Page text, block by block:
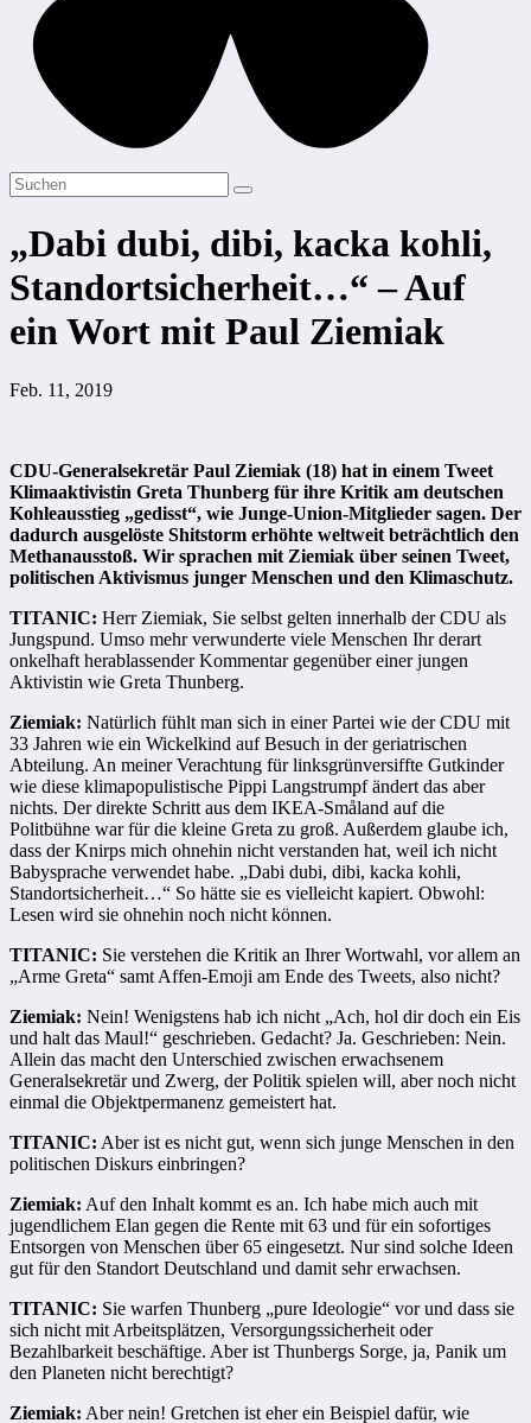
„Dabi dubi, dibi, kacka kohli,
Standortsicherheit…“ – Auf
ein Wort mit Paul Ziemiak
Feb. 11, 2019
CDU-Generalsekretär Paul Ziemiak (18) hat in einem Tweet
Klimaaktivistin Greta Thunberg für ihre Kritik am deutschen
Kohleausstieg „gedisst“, wie Junge-Union-Mitglieder sagen. Der
dadurch ausgelöste Shitstorm erhöhte weltweit beträchtlich den
Methanausstoß. Wir sprachen mit Ziemiak über seinen Tweet,
politischen Aktivismus junger Menschen und den Klimaschutz.
TITANIC: Herr Ziemiak, Sie selbst gelten innerhalb der CDU als
Jungspund. Umso mehr verwunderte viele Menschen Ihr derart
onkelhaft herablassender Kommentar gegenüber einer jungen
Aktivistin wie Greta Thunberg.
Ziemiak: Natürlich fühlt man sich in einer Partei wie der CDU mit
33 Jahren wie ein Wickelkind auf Besuch in der geriatrischen
Abteilung. An meiner Verachtung für linksgrünversiffte Gutkinder
wie diese klimapopulistische Pippi Langstrumpf ändert das aber
nichts. Der direkte Schritt aus dem IKEA-Småland auf die
Politbühne war für die kleine Greta zu groß. Außerdem glaube ich,
dass der Knirps mich ohnehin nicht verstanden hat, weil ich nicht
Babysprache verwendet habe. „Dabi dubi, dibi, kacka kohli,
Standortsicherheit…“ So hätte sie es vielleicht kapiert. Obwohl:
Lesen wird sie ohnehin noch nicht können.
TITANIC: Sie verstehen die Kritik an Ihrer Wortwahl, vor allem an
„Arme Greta“ samt Affen-Emoji am Ende des Tweets, also nicht?
Ziemiak: Nein! Wenigstens hab ich nicht „Ach, hol dir doch ein Eis
und halt das Maul!“ geschrieben. Gedacht? Ja. Geschrieben: Nein.
Allein das macht den Unterschied zwischen erwachsenem
Generalsekretär und Zwerg, der Politik spielen will, aber noch nicht
einmal die Objektpermanenz gemeistert hat.
TITANIC: Aber ist es nicht gut, wenn sich junge Menschen in den
politischen Diskurs einbringen?
Ziemiak: Auf den Inhalt kommt es an. Ich habe mich auch mit
jugendlichem Elan gegen die Rente mit 63 und für ein sofortiges
Entsorgen von Menschen über 65 eingesetzt. Nur sind solche Ideen
gut für den Standort Deutschland und damit sehr erwachsen.
TITANIC: Sie warfen Thunberg „pure Ideologie“ vor und dass sie
sich nicht mit Arbeitsplätzen, Versorgungssicherheit oder
Bezahlbarkeit beschäftige. Aber ist Thunbergs Sorge, ja, Panik um
den Planeten nicht berechtigt?
Ziemiak: Aber nein! Gretchen ist eher ein Beispiel dafür, wie